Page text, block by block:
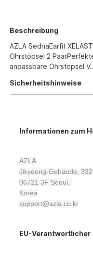
Beschreibung
AZLA SednaEarfit
Ohrstöpsel 2
anpassbare Ohrstöpsel
Sicherheitshinweise
Informationen zum
AZLA
Jikyeong-Gebäude,
06721 3F Seoul,
Korea
support@azla.co.kr
EU-Verantwortlicher